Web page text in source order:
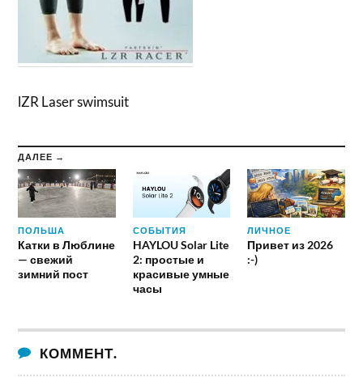
lZR Laser swimsuit
ДАЛЕЕ →
ПОЛЬША
Катки в Люблине
— свежий
зимний пост
СОБЫТИЯ
HAYLOU Solar Lite
2: простые и
красивые умные
часы
ЛИЧНОЕ
Привет из 2026
:-)
КОММЕНТ.